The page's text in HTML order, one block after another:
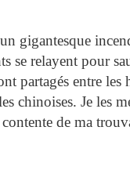
gigantesque
se relayent pour
partagés entre les
chinoises. Je les
contente de ma